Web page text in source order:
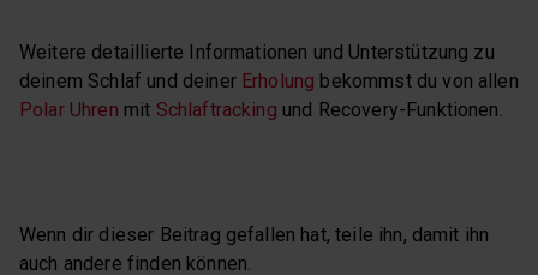
Weitere detaillierte Informationen und Unterstützung zu
deinem Schlaf und deiner Erholung bekommst du von allen
Polar Uhren mit Schlaftracking und Recovery-Funktionen.
Wenn dir dieser Beitrag gefallen hat, teile ihn, damit ihn
auch andere finden können.